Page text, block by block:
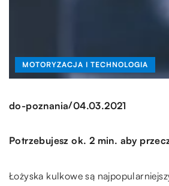
MOTORYZACJA I TECHNOLOGIA
do-poznania/04.03.2021
Potrzebujesz ok. 2 min. aby
Łożyska kulkowe są